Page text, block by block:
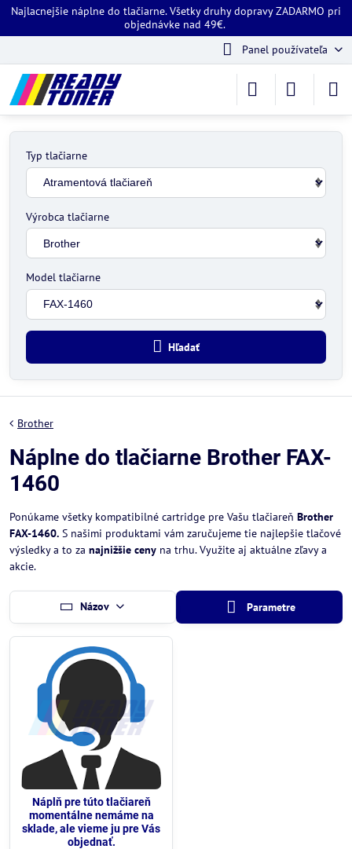
Najlacnejšie náplne do tlačiarne. Všetky druhy dopravy ZADARMO pri
objednávke nad 49€.
Panel používateľa
Typ tlačiarne
Výrobca tlačiarne
Model tlačiarne
Hľadať
Brother
Náplne do tlačiarne Brother FAX-
1460
Ponúkame všetky kompatibilné cartridge pre Vašu tlačiareň Brother
FAX-1460. S našimi produktami vám zaručujeme tie najlepšie tlačové
výsledky a to za najnižšie ceny na trhu. Využite aj aktuálne zľavy a
akcie.
Názov Parametre
Náplň pre túto tlačiareň
momentálne nemáme na
sklade, ale vieme ju pre Vás
objednať.